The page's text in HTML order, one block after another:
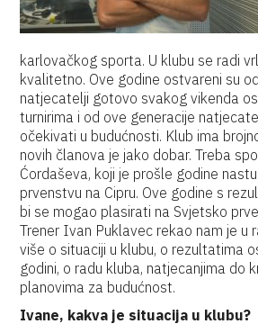
karlovačkog sporta. U klubu se radi
kvalitetno. Ove godine ostvareni su
natjecatelji gotovo svakog vikenda
turnirima i od ove generacije
očekivati u budućnosti. Klub ima
novih članova je jako dobar. Treba
Ćordaševa, koji je prošle godine
prvenstvu na Cipru. Ove godine s
bi se mogao plasirati na Svjetsko
Trener Ivan Puklavec rekao nam je u
više o situaciji u klubu, o rezultatima
godini, o radu kluba, natjecanjima do
planovima za budućnost.
Ivane, kakva je situacija u klubu?